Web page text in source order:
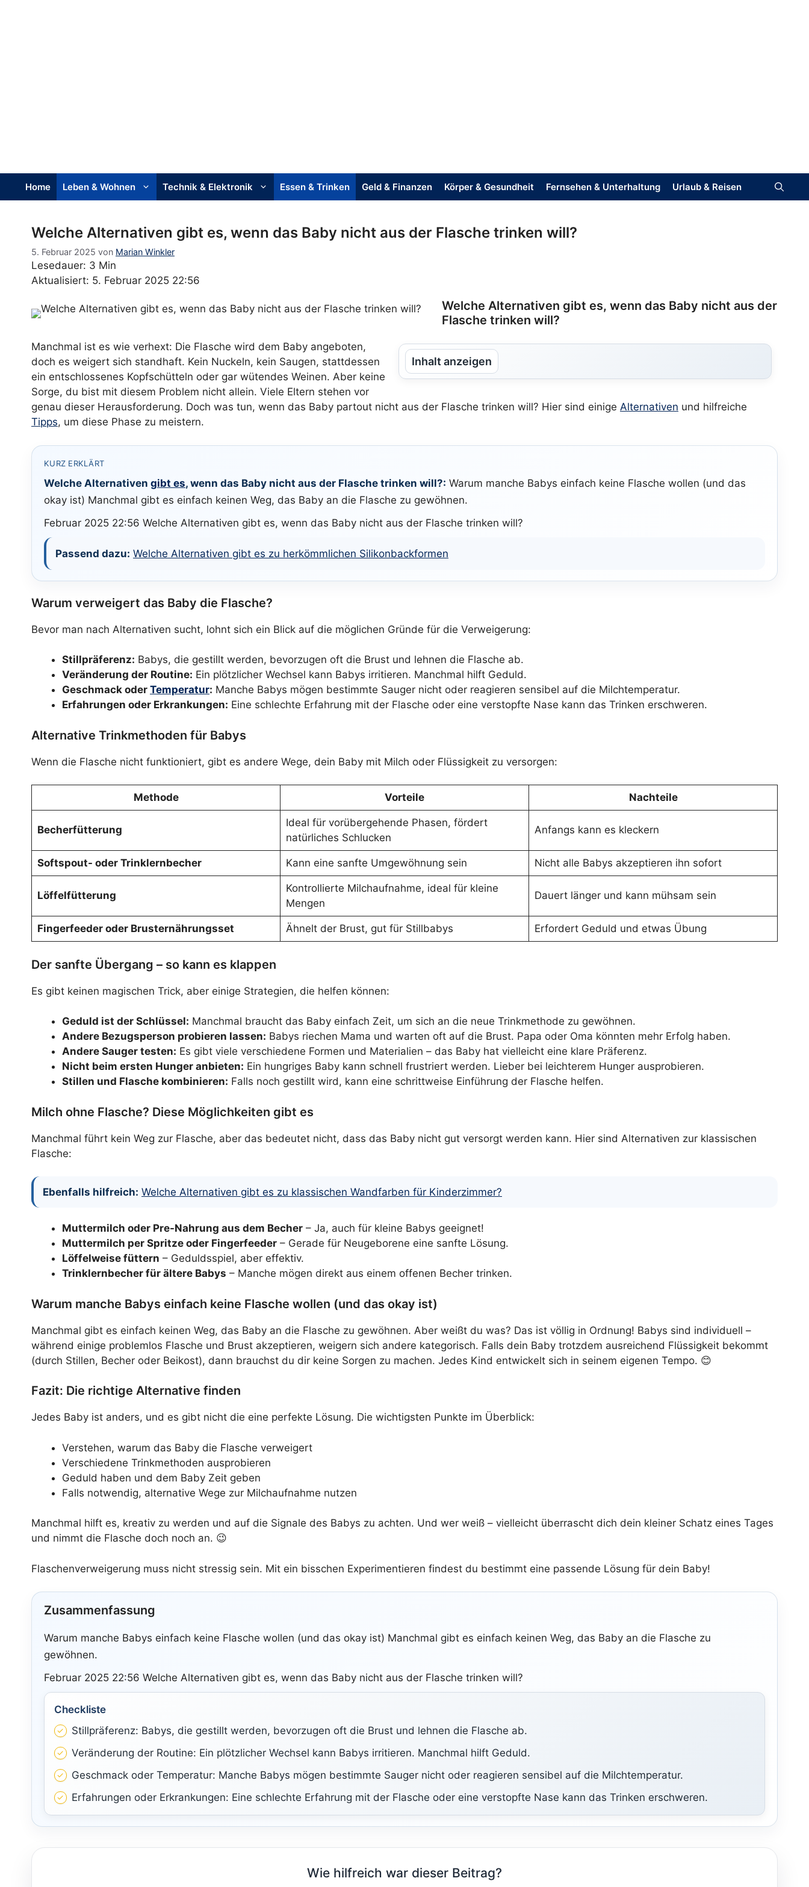
Home Leben & Wohnen Technik & Elektronik Essen & Trinken Geld & Finanzen Körper & Gesundheit Fernsehen & Unterhaltung Urlaub & Reisen
Welche Alternativen gibt es, wenn das Baby nicht aus der Flasche trinken will?
5. Februar 2025 von Marian Winkler
Lesedauer: 3 Min
Aktualisiert: 5. Februar 2025 22:56
Inhalt anzeigen
Welche Alternativen gibt es, wenn das Baby nicht aus der
Flasche trinken will?
Manchmal ist es wie verhext: Die Flasche wird dem Baby angeboten,
doch es weigert sich standhaft. Kein Nuckeln, kein Saugen, stattdessen
ein entschlossenes Kopfschütteln oder gar wütendes Weinen. Aber keine
Sorge, du bist mit diesem Problem nicht allein. Viele Eltern stehen vor
genau dieser Herausforderung. Doch was tun, wenn das Baby partout nicht aus der Flasche trinken will? Hier sind einige Alternativen und hilfreiche
Tipps, um diese Phase zu meistern.
KURZ ERKLÄRT
Welche Alternativen gibt es, wenn das Baby nicht aus der Flasche trinken will?: Warum manche Babys einfach keine Flasche wollen (und das
okay ist) Manchmal gibt es einfach keinen Weg, das Baby an die Flasche zu gewöhnen.
Februar 2025 22:56 Welche Alternativen gibt es, wenn das Baby nicht aus der Flasche trinken will?
Passend dazu: Welche Alternativen gibt es zu herkömmlichen Silikonbackformen
Warum verweigert das Baby die Flasche?
Bevor man nach Alternativen sucht, lohnt sich ein Blick auf die möglichen Gründe für die Verweigerung:
Stillpräferenz: Babys, die gestillt werden, bevorzugen oft die Brust und lehnen die Flasche ab.
Veränderung der Routine: Ein plötzlicher Wechsel kann Babys irritieren. Manchmal hilft Geduld.
Geschmack oder Temperatur: Manche Babys mögen bestimmte Sauger nicht oder reagieren sensibel auf die Milchtemperatur.
Erfahrungen oder Erkrankungen: Eine schlechte Erfahrung mit der Flasche oder eine verstopfte Nase kann das Trinken erschweren.
Alternative Trinkmethoden für Babys
Wenn die Flasche nicht funktioniert, gibt es andere Wege, dein Baby mit Milch oder Flüssigkeit zu versorgen:
Methode Vorteile Nachteile
Becherfütterung
Ideal für vorübergehende Phasen, fördert
natürliches Schlucken
Anfangs kann es kleckern
Softspout- oder Trinklernbecher Kann eine sanfte Umgewöhnung sein Nicht alle Babys akzeptieren ihn sofort
Löffelfütterung
Kontrollierte Milchaufnahme, ideal für kleine
Mengen
Dauert länger und kann mühsam sein
Fingerfeeder oder Brusternährungsset Ähnelt der Brust, gut für Stillbabys Erfordert Geduld und etwas Übung
Der sanfte Übergang – so kann es klappen
Es gibt keinen magischen Trick, aber einige Strategien, die helfen können:
Geduld ist der Schlüssel: Manchmal braucht das Baby einfach Zeit, um sich an die neue Trinkmethode zu gewöhnen.
Andere Bezugsperson probieren lassen: Babys riechen Mama und warten oft auf die Brust. Papa oder Oma könnten mehr Erfolg haben.
Andere Sauger testen: Es gibt viele verschiedene Formen und Materialien – das Baby hat vielleicht eine klare Präferenz.
Nicht beim ersten Hunger anbieten: Ein hungriges Baby kann schnell frustriert werden. Lieber bei leichterem Hunger ausprobieren.
Stillen und Flasche kombinieren: Falls noch gestillt wird, kann eine schrittweise Einführung der Flasche helfen.
Milch ohne Flasche? Diese Möglichkeiten gibt es
Manchmal führt kein Weg zur Flasche, aber das bedeutet nicht, dass das Baby nicht gut versorgt werden kann. Hier sind Alternativen zur klassischen
Flasche:
Ebenfalls hilfreich: Welche Alternativen gibt es zu klassischen Wandfarben für Kinderzimmer?
Muttermilch oder Pre-Nahrung aus dem Becher – Ja, auch für kleine Babys geeignet!
Muttermilch per Spritze oder Fingerfeeder – Gerade für Neugeborene eine sanfte Lösung.
Löffelweise füttern – Geduldsspiel, aber effektiv.
Trinklernbecher für ältere Babys – Manche mögen direkt aus einem offenen Becher trinken.
Warum manche Babys einfach keine Flasche wollen (und das okay ist)
Manchmal gibt es einfach keinen Weg, das Baby an die Flasche zu gewöhnen. Aber weißt du was? Das ist völlig in Ordnung! Babys sind individuell –
während einige problemlos Flasche und Brust akzeptieren, weigern sich andere kategorisch. Falls dein Baby trotzdem ausreichend Flüssigkeit bekommt
(durch Stillen, Becher oder Beikost), dann brauchst du dir keine Sorgen zu machen. Jedes Kind entwickelt sich in seinem eigenen Tempo. 😊
Fazit: Die richtige Alternative finden
Jedes Baby ist anders, und es gibt nicht die eine perfekte Lösung. Die wichtigsten Punkte im Überblick:
Verstehen, warum das Baby die Flasche verweigert
Verschiedene Trinkmethoden ausprobieren
Geduld haben und dem Baby Zeit geben
Falls notwendig, alternative Wege zur Milchaufnahme nutzen
Manchmal hilft es, kreativ zu werden und auf die Signale des Babys zu achten. Und wer weiß – vielleicht überrascht dich dein kleiner Schatz eines Tages
und nimmt die Flasche doch noch an. 😉
Flaschenverweigerung muss nicht stressig sein. Mit ein bisschen Experimentieren findest du bestimmt eine passende Lösung für dein Baby!
Zusammenfassung
Warum manche Babys einfach keine Flasche wollen (und das okay ist) Manchmal gibt es einfach keinen Weg, das Baby an die Flasche zu
gewöhnen.
Februar 2025 22:56 Welche Alternativen gibt es, wenn das Baby nicht aus der Flasche trinken will?
Checkliste
Stillpräferenz: Babys, die gestillt werden, bevorzugen oft die Brust und lehnen die Flasche ab.
Veränderung der Routine: Ein plötzlicher Wechsel kann Babys irritieren. Manchmal hilft Geduld.
Geschmack oder Temperatur: Manche Babys mögen bestimmte Sauger nicht oder reagieren sensibel auf die Milchtemperatur.
Erfahrungen oder Erkrankungen: Eine schlechte Erfahrung mit der Flasche oder eine verstopfte Nase kann das Trinken erschweren.
Wie hilfreich war dieser Beitrag?